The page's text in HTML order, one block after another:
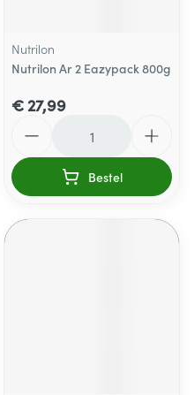
Nutrilon
Nutrilon Ar 2 Eazypack 800g
€ 27,99
Bestel